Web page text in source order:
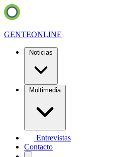
GENTEONLINE
Noticias
Multimedia
Entrevistas
Contacto